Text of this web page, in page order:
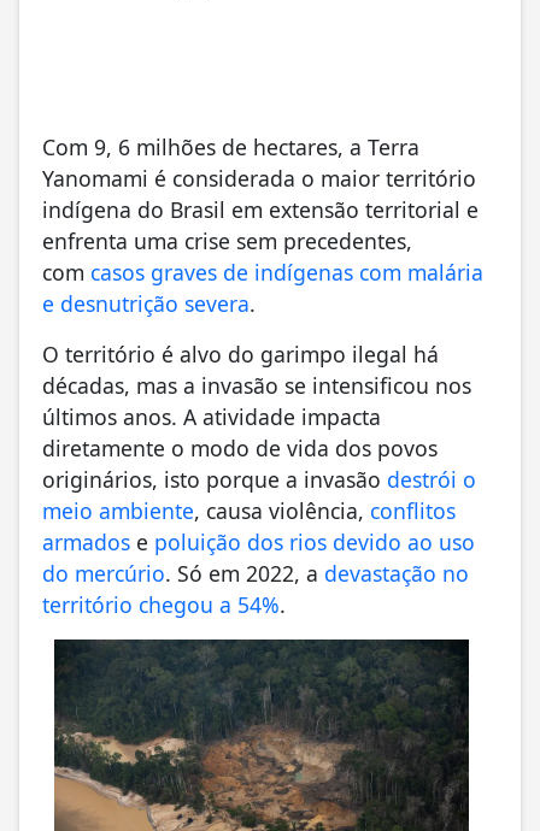
Com 9, 6 milhões de hectares, a Terra
Yanomami é considerada o maior território
indígena do Brasil em extensão territorial e
enfrenta uma crise sem precedentes,
com casos graves de indígenas com malária
e desnutrição severa.
O território é alvo do garimpo ilegal há
décadas, mas a invasão se intensificou nos
últimos anos. A atividade impacta
diretamente o modo de vida dos povos
originários, isto porque a invasão destrói o
meio ambiente, causa violência, conflitos
armados e poluição dos rios devido ao uso
do mercúrio. Só em 2022, a devastação no
território chegou a 54%.